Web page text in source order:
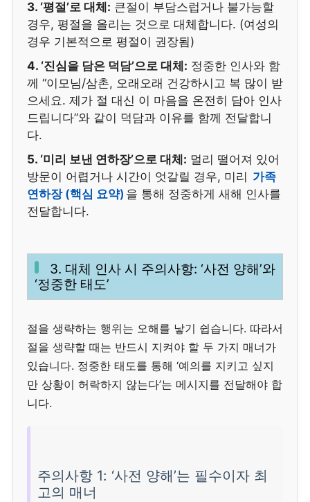
3. ‘평절’로 대체: 큰절이 부담스럽거나 불가능할
경우, 평절을 올리는 것으로 대체합니다. (여성의
경우 기본적으로 평절이 권장됨)
4. ‘진심을 담은 덕담’으로 대체: 정중한 인사와 함
께 “이모님/삼촌, 오래오래 건강하시고 복 많이 받
으세요. 제가 절 대신 이 마음을 온전히 담아 인사
드립니다”와 같이 덕담과 이유를 함께 전달합니
다.
5. ‘미리 보낸 연하장’으로 대체: 멀리 떨어져 있어
방문이 어렵거나 시간이 엇갈릴 경우, 미리 가족
연하장 (핵심 요약) 을 통해 정중하게 새해 인사를
전달합니다.
3. 대체 인사 시 주의사항: ‘사전 양해’와
‘정중한 태도’
절을 생략하는 행위는 오해를 낳기 쉽습니다. 따라서
절을 생략할 때는 반드시 지켜야 할 두 가지 매너가
있습니다. 정중한 태도를 통해 ‘예의를 지키고 싶지
만 상황이 허락하지 않는다’는 메시지를 전달해야 합
니다.
주의사항 1: ‘사전 양해’는 필수이자 최
고의 매너